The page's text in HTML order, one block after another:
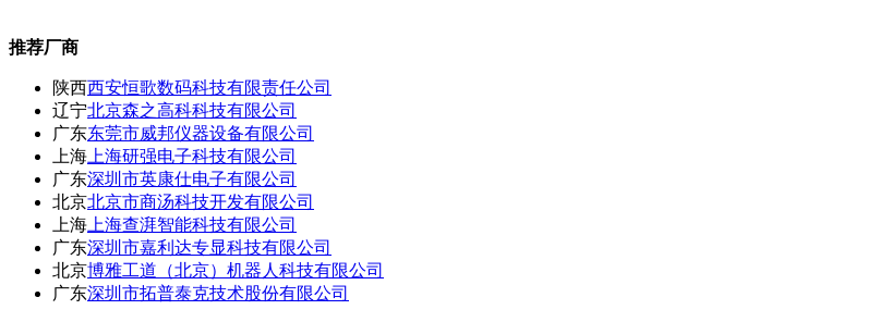
推荐厂商
陕西西安恒歌数码科技有限责任公司
辽宁北京森之高科科技有限公司
广东东莞市威邦仪器设备有限公司
上海 上海研强电子科技有限公司
广东深圳市英康仕电子有限公司
北京北京市商汤科技开发有限公司
上海 上海查湃智能科技有限公司
广东深圳市嘉利达专显科技有限公司
北京博雅工道（北京）机器人科技有限公司
广东深圳市拓普泰克技术股份有限公司